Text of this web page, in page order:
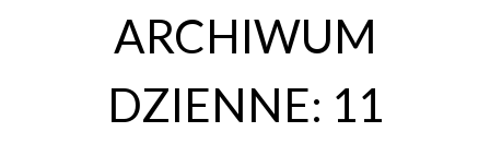
ARCHIWUM
DZIENNE: 11